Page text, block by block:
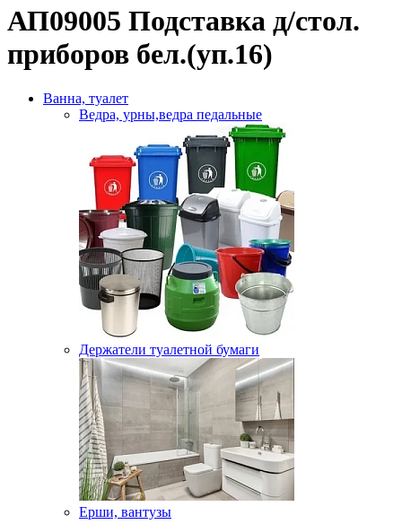
АП09005 Подставка д/стол.
приборов бел.(уп.16)
Ванна, туалет
Ведра, урны,ведра педальные
Держатели туалетной бумаги
Ерши, вантузы